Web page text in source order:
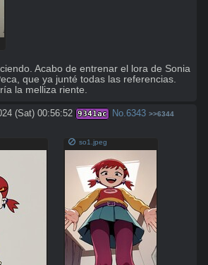
Acabo de entrenar el lora de Sonia
que ya junté todas las referencias.
la melliza riente.
(Sat) 00:56:52 9341ac No.6343 >>6344
so1.jpeg